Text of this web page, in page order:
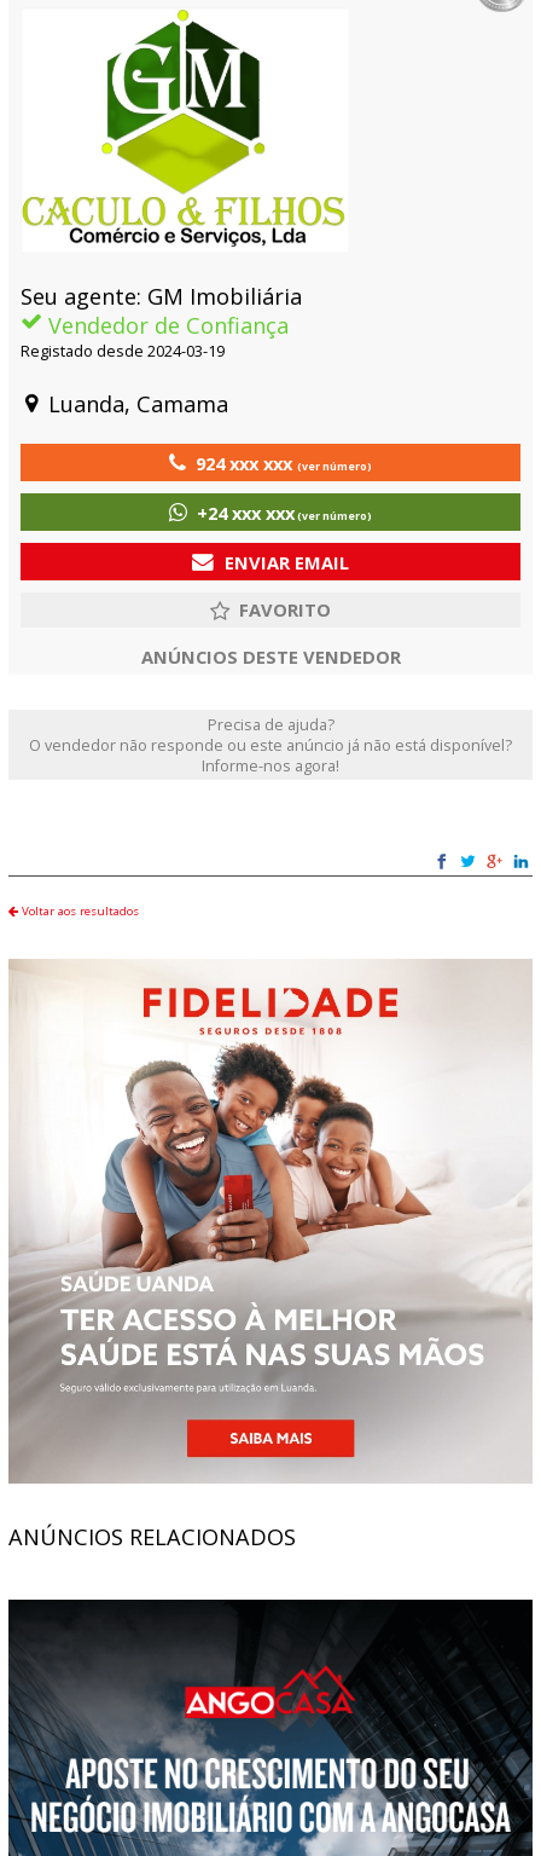
Seu agente: GM Imobiliária
Vendedor de Confiança
Registado desde 2024-03-19
Luanda, Camama
924 xxx xxx(ver número)
+24 xxx xxx(ver número)
ENVIAR EMAIL
ANÚNCIOS DESTE VENDEDOR
Precisa de ajuda?
O vendedor não responde ou este anúncio já não está disponível?
Informe-nos agora!
Voltar aos resultados
ANÚNCIOS RELACIONADOS